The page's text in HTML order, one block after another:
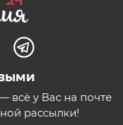
всё у Вас на почте
рассылки!